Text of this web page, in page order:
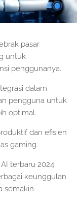
pasar
untuk
penggunanya.
dalam
pengguna untuk
optimal.
dan efisien
gaming.
terbaru 2024
keunggulan
semakin